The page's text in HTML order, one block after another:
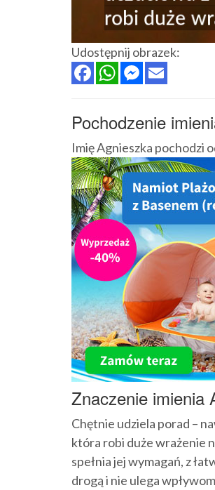
Udostępnij obrazek:
Pochodzenie
Imię Agnieszka pochodzi
Znaczenie imienia
Chętnie udziela porad –
która robi duże wrażenie
spełnia jej wymagań, z
drogą i nie ulega